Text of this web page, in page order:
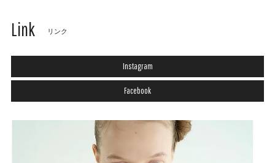
Link リンク
Instagram
Facebook